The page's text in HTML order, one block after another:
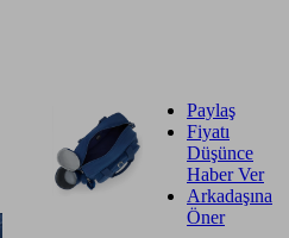
Paylaş
Fiyatı
Düşünce
Haber Ver
Arkadaşına
Öner